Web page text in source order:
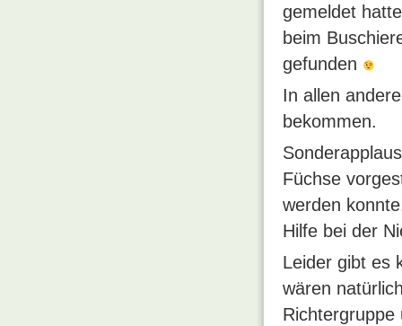
gemeldet
beim
gefunden
In allen
bekommen.
Füchse
werden
Hilfe bei der
Leider gibt es
wären
Richtergruppe